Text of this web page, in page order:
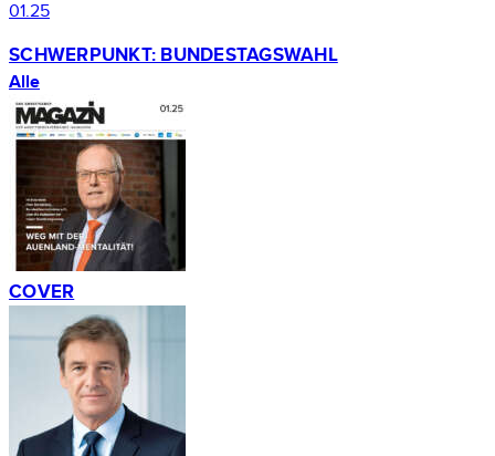
01.25
SCHWERPUNKT: BUNDESTAGSWAHL
Alle
COVER